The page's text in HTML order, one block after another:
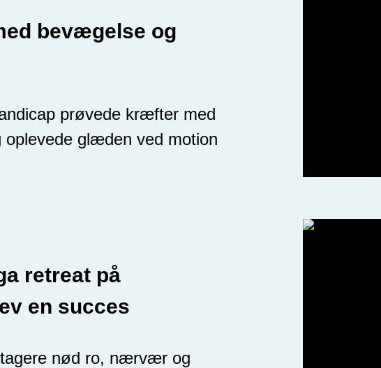
bevægelse og
prøvede kræfter med
oplevede glæden ved motion
retreat på
en succes
nød ro, nærvær og